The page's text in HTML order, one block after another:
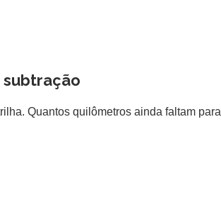
Quantos quilômetros ainda faltam para